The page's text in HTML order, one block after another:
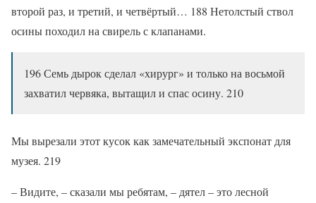
второй раз, и третий, и четвёртый… 188 Нетолстый ствол
осины походил на свирель с клапанами.
196 Семь дырок сделал «хирург» и только на восьмой
захватил червяка, вытащил и спас осину. 210
Мы вырезали этот кусок как замечательный экспонат для
музея. 219
– Видите, – сказали мы ребятам, – дятел – это лесной